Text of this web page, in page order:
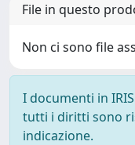
File in questo
Non ci sono file
I documenti in
tutti i diritti sono
indicazione.